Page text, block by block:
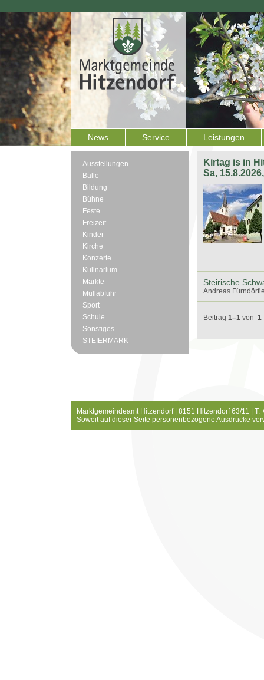
News Service Leistungen
Ausstellungen
Bälle
Bildung
Bühne
Feste
Freizeit
Kinder
Kirche
Konzerte
Kulinarium
Märkte
Müllabfuhr
Sport
Schule
Sonstiges
STEIERMARK
Kirtag is in
Sa,
Steirische
Andreas
Beitrag 1–1 von 1
Marktgemeindeamt Hitzendorf | 8151 Hitzendorf 63/11 |
Soweit auf dieser Seite personenbezogene Ausdrücke